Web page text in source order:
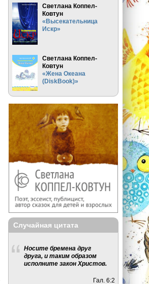
Светлана Коппел-
Ковтун
«Высекательница
Искр»
Светлана Коппел-
Ковтун
«Жена Океана
(DiskBook)»
Случайная цитата
Носите бремена друг
друга, и таким образом
исполните закон Христов.
Гал. 6:2